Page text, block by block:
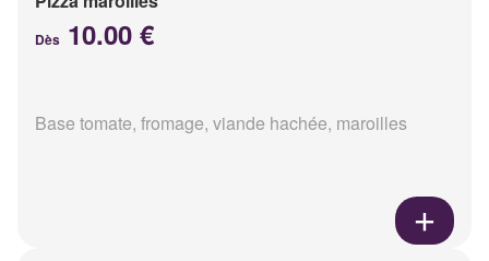
Dès 10.00 €
Base tomate, fromage, viande hachée, maroilles